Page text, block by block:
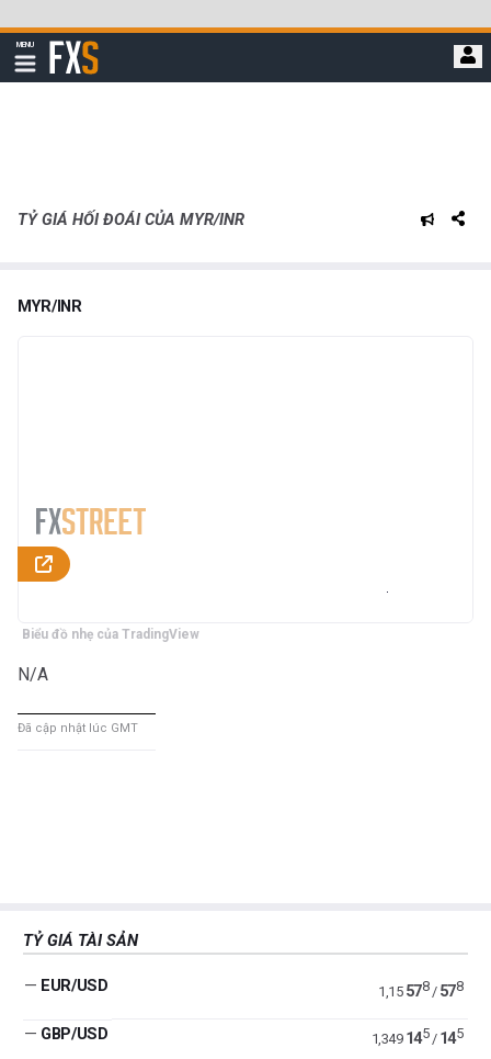
qua
đi
MENU
Hiển
thị
FXStreet
TỶ GIÁ HỐI ĐOÁI CỦA MYR/INR
MYR/INR
Biểu đồ nhẹ của TradingView
N/A
Đã cập nhật lúc GMT
TỶ GIÁ TÀI SẢN
— EUR/USD 1,15 578/ 578
— GBP/USD 1,349 145/ 145